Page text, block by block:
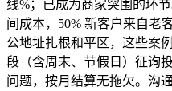
线%；已成为商家突围的环
间成本，50% 新客户来自老
公地址扎根和平区，这些案
段（含周末、节假日）征询
问题，按月结算无拖欠。沟